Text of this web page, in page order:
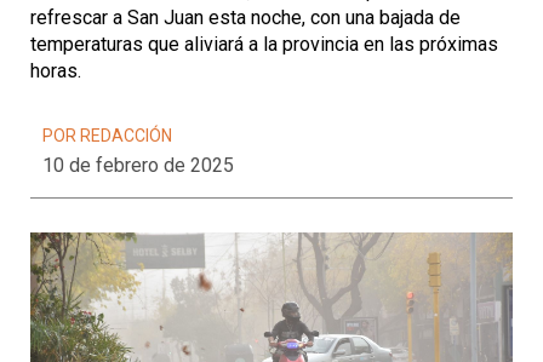
refrescar a San Juan esta noche, con una bajada de
temperaturas que aliviará a la provincia en las próximas
horas.
POR REDACCIÓN
10 de febrero de 2025